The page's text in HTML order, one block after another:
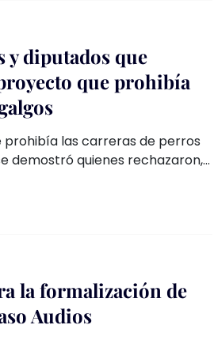
y diputados que
que prohibía
las carreras de perros
demostró quienes rechazaron,
la formalización de
Audios